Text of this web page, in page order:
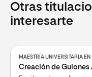
Otras
interesarte
MAESTRÍA UNIVERSITARIA EN
Creación de Guiones